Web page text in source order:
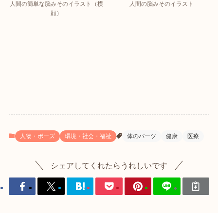
人間の簡単な脳みそのイラスト（横
顔）
人間の脳みそのイラスト
人物・ポーズ 環境・社会・福祉 体のパーツ 健康 医療
シェアしてくれたらうれしいです